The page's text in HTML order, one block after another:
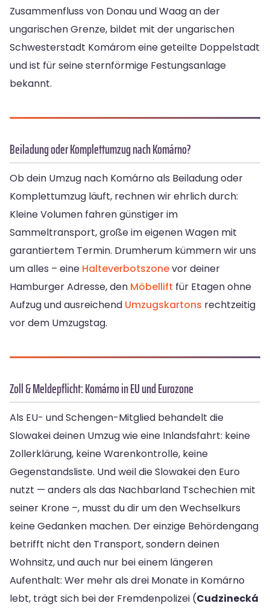
Zusammenfluss von Donau und Waag an der
ungarischen Grenze, bildet mit der ungarischen
Schwesterstadt Komárom eine geteilte Doppelstadt
und ist für seine sternförmige Festungsanlage
bekannt.
Beiladung oder Komplettumzug nach Komárno?
Ob dein Umzug nach Komárno als Beiladung oder
Komplettumzug läuft, rechnen wir ehrlich durch:
Kleine Volumen fahren günstiger im
Sammeltransport, große im eigenen Wagen mit
garantiertem Termin. Drumherum kümmern wir uns
um alles – eine Halteverbotszonevor deiner
Hamburger Adresse, den Möbellift für Etagen ohne
Aufzug und ausreichend Umzugskartons rechtzeitig
vor dem Umzugstag.
Zoll & Meldepflicht: Komárno in EU und Eurozone
Als EU- und Schengen-Mitglied behandelt die
Slowakei deinen Umzug wie eine Inlandsfahrt: keine
Zollerklärung, keine Warenkontrolle, keine
Gegenstandsliste. Und weil die Slowakei den Euro
nutzt — anders als das Nachbarland Tschechien mit
seiner Krone –, musst du dir um den Wechselkurs
keine Gedanken machen. Der einzige Behördengang
betrifft nicht den Transport, sondern deinen
Wohnsitz, und auch nur bei einem längeren
Aufenthalt: Wer mehr als drei Monate in Komárno
lebt, trägt sich bei der Fremdenpolizei (Cudzinecká